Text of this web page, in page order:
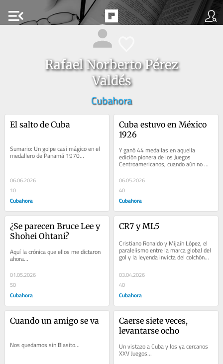
menu_open
Rafael Norberto Pérez
Valdés
Cubahora
El salto de Cuba
Sumario: Un golpe casi mágico en el
medallero de Panamá 1970…
06.06.2026
10
Cubahora
Cuba estuvo en México
1926
Y ganó 44 medallas en aquella
edición pionera de los Juegos
Centroamericanos, cuando aún no
llevaban apellido caribeño…
06.05.2026
40
Cubahora
¿Se parecen Bruce Lee y
Shohei Ohtani?
Aquí la crónica que ellos me dictaron
ahora…
01.05.2026
50
Cubahora
CR7 y ML5
Cristiano Ronaldo y Mijaín López, el
paralelismo entre la marca global del
gol y la leyenda invicta del colchón…
03.04.2026
40
Cubahora
Cuando un amigo se va
Nos quedamos sin Blasito…
Caerse siete veces,
levantarse ocho
Un vistazo a Cuba y los ya cercanos
XXV Juegos...